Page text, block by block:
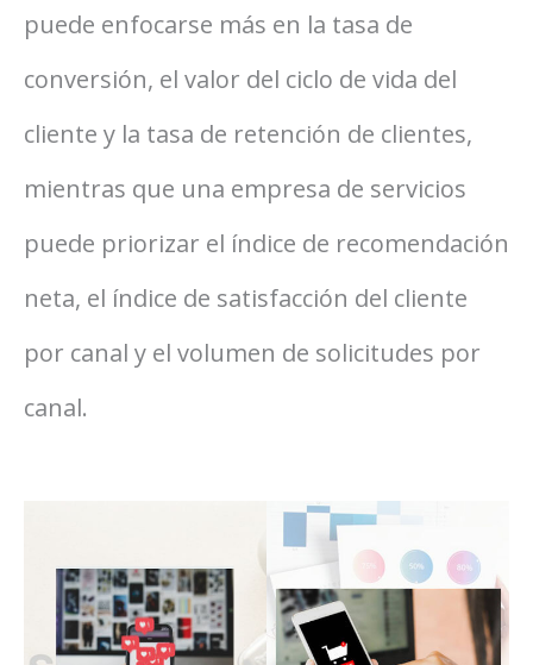
puede enfocarse más en la tasa de
conversión, el valor del ciclo de vida del
cliente y la tasa de retención de clientes,
mientras que una empresa de servicios
puede priorizar el índice de recomendación
neta, el índice de satisfacción del cliente
por canal y el volumen de solicitudes por
canal.